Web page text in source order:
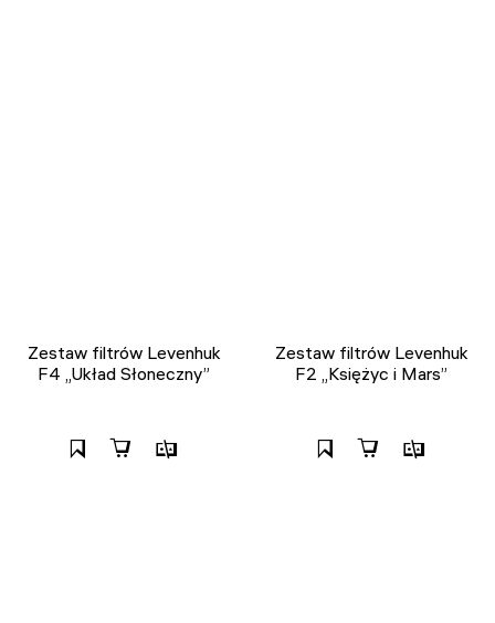
Zestaw filtrów Levenhuk
F4 „Układ Słoneczny”
Zestaw filtrów Levenhuk
F2 „Księżyc i Mars”